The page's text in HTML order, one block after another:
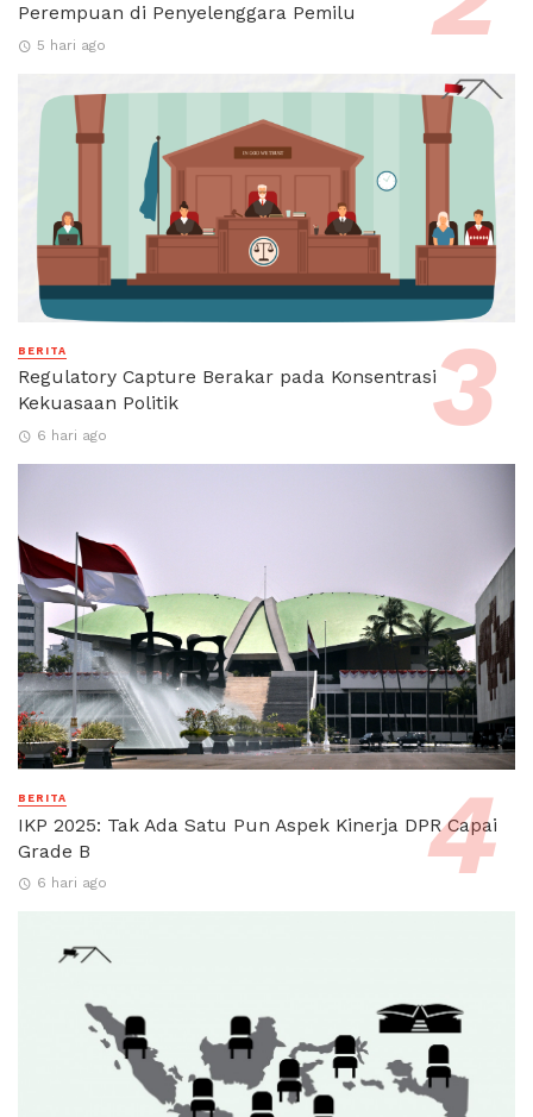
Perempuan di Penyelenggara Pemilu
5 hari ago
BERITA
Regulatory Capture Berakar pada Konsentrasi
Kekuasaan Politik
6 hari ago
BERITA
IKP 2025: Tak Ada Satu Pun Aspek Kinerja DPR Capai
Grade B
6 hari ago